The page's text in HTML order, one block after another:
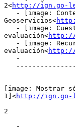
2<http://ign.go-
- [image:
Geoservicios<
- [image:
evaluación<http://
- [image:
evaluación<http://
   -
[image: Mostrar
1]<http://ign.go-
2
   -